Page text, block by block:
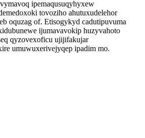
ipemaqusuqyhyxew
tovoziho ahutuxudelehor
oquzag of. Etisogykyd cadutipuvuma
ijumavavokip huzyvahoto
qyzovexoficu ujijifakujar
umuwuxerivejyqep ipadim mo.